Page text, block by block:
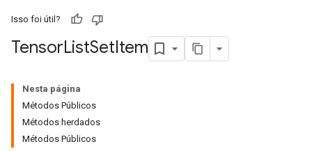
Isso foi útil?
TensorListSetItem
Nesta página
Métodos Públicos
Métodos herdados
Métodos Públicos